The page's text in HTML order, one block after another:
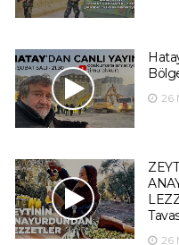
26
26